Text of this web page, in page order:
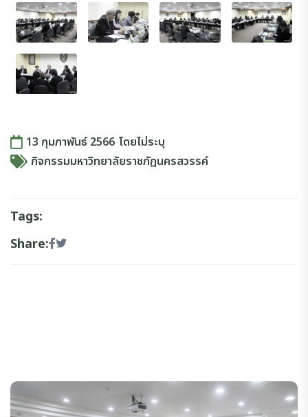
13 กุมภาพันธ์ 2566 โดยไม่ระบุ
กิจกรรมมหาวิทยาลัยราชภัฏนครสวรรค์
Tags:
Share: